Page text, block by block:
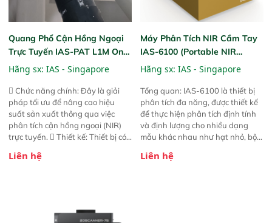
Quang Phổ Cận Hồng Ngoại
Trực Tuyến IAS-PAT L1M On-
Line NIR
Hãng sx: IAS - Singapore
 Chức năng chính: Đây là giải
pháp tối ưu để nâng cao hiệu
suất sản xuất thông qua việc
phân tích cận hồng ngoại (NIR)
trực tuyến.  Thiết kế: Thiết bị có
hỗ trợ tản nhiệt tăng cường và đã
liệu để tăng chỉ số ROI cho doanh
Liên hệ
Máy Phân Tích NIR Cầm Tay
IAS-6100 (Portable NIR
Analyzer)
Hãng sx: IAS - Singapore
Tổng quan: IAS-6100 là thiết bị
phân tích đa năng, được thiết kế
để thực hiện phân tích định tính
và định lượng cho nhiều dạng
mẫu khác nhau như hạt nhỏ, bột,
này cho phép bất kỳ ai cũng có
Liên hệ